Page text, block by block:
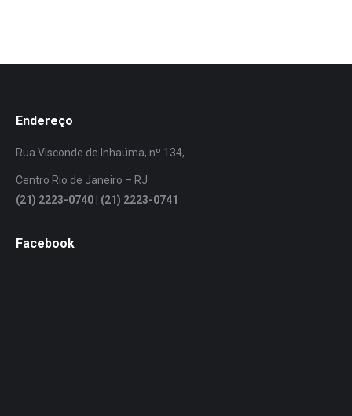
Endereço
Rua Visconde de Inhaúma, nº 134,
Centro Rio de Janeiro – RJ
(21) 2223-0740 | (21) 2223-0741
Facebook